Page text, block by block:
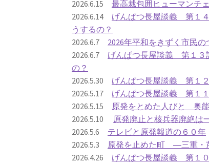
2026.6.15最高裁包囲ヒューマンチ
2026.6.14 げんぱつ長屋談義 第１
うするの？
2026.6.7 2026年平和をきずく市民
2026.6.7 げんぱつ長屋談義 第１
の？
2026.5.30 げんぱつ長屋談義 第１
2026.5.17 げんぱつ長屋談義 第１
2026.5.15 原発をとめた人びと 奥
2026.5.10 原発廃止と核兵器廃絶は
2026.5.6 テレビと原発報道の６０年
2026.5.3 原発を止めた町 ―三重・
2026.4.26 げんぱつ長屋談義 第１